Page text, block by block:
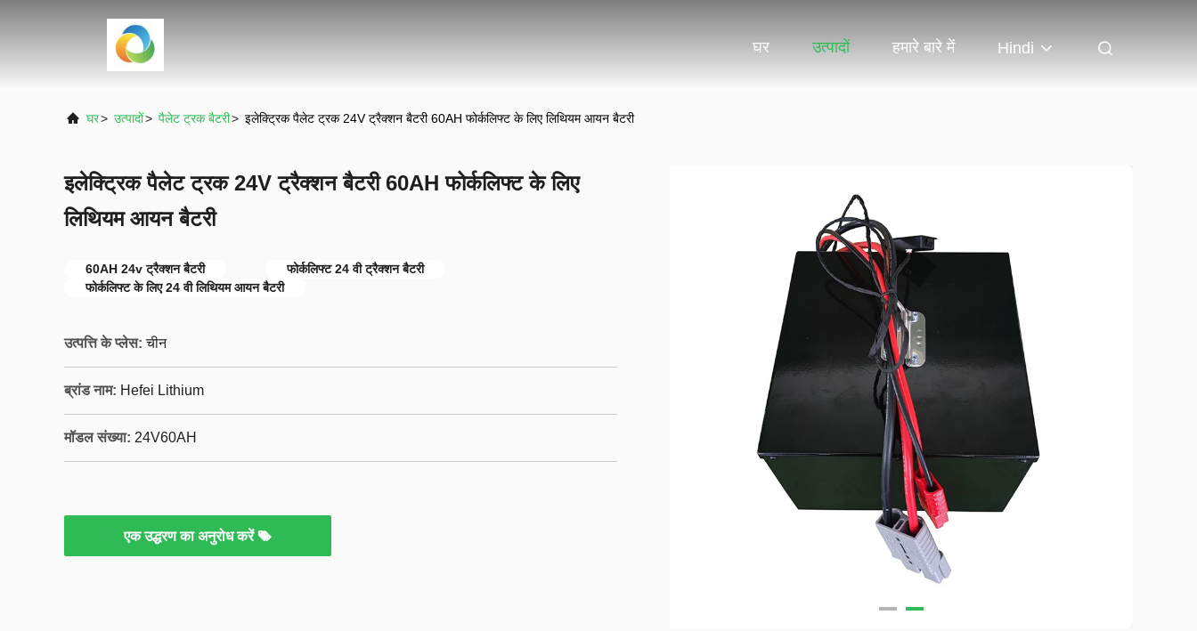
घर उत्पादों हमारे बारे में Hindi
घर> उत्पादों> पैलेट ट्रक बैटरी> इलेक्ट्रिक पैलेट ट्रक 24V ट्रैक्शन बैटरी 60AH फोर्कलिफ्ट के लिए लिथियम आयन बैटरी
इलेक्ट्रिक पैलेट ट्रक 24V ट्रैक्शन बैटरी 60AH फोर्कलिफ्ट के लिए
लिथियम आयन बैटरी
60AH 24v ट्रैक्शन बैटरी
फोर्कलिफ्ट 24 वी ट्रैक्शन बैटरी
फोर्कलिफ्ट के लिए 24 वी लिथियम आयन बैटरी
उत्पत्ति के प्लेस: चीन
ब्रांड नाम: Hefei Lithium
मॉडल संख्या: 24V60AH
एक उद्धरण का अनुरोध करें